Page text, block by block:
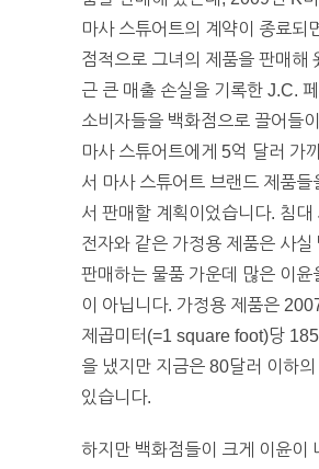
마사 스튜어트의 계약이 종료되
점적으로 그녀의 제품을 판매해
근 큰 매출 손실을 기록한 J.C.
소비자들을 백화점으로 끌어들
마사 스튜어트에게 5억 달러 가
서 마사 스튜어트 브랜드 제품들
서 판매할 계획이었습니다. 침대
전자와 같은 가정용 제품은 사실
판매하는 물품 가운데 많은 이윤
이 아닙니다. 가정용 제품은
제곱미터(=1 square foot)당
을 냈지만 지금은 80달러 이하
있습니다.
하지만 백화점들이 크게 이윤이